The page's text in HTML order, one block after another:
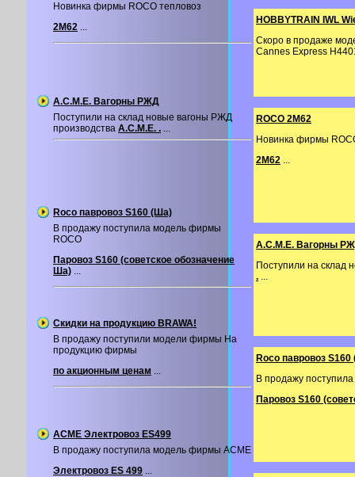
Новинка фирмы ROCO тепловоз
2М62 ...
A.C.M.E. Вагорны РЖД
Поступили на склад новые вагоны РЖД
производства A.C.M.E. . ...
Roco павровоз S160 (Ша)
В продажу поступила модель фирмы
ROCO
Паровоз S160 (советское обозначение
Ша) ...
Скидки на продукцию BRAWA!
В продажу поступили модели фирмы На
продукцию фирмы
по акционным ценам ...
ACME Электровоз ES499
В продажу поступила модель фирмы ACME
Электровоз ES 499 ...
HOBBYTRAIN IWL
Скоро в продаже
Cannes Express
ROCO 2M62
Новинка фирмы
2М62 ...
A.C.M.E. Вагорны
Поступили на склад
. ...
Roco павровоз
В продажу
Паровоз S160